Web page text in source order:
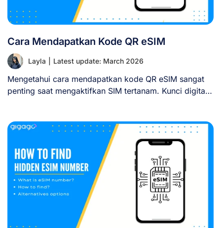
Cara Mendapatkan Kode QR eSIM
Layla Latest update: March 2026
Mengetahui cara mendapatkan kode QR eSIM sangat
penting saat mengaktifkan SIM tertanam. Kunci digital